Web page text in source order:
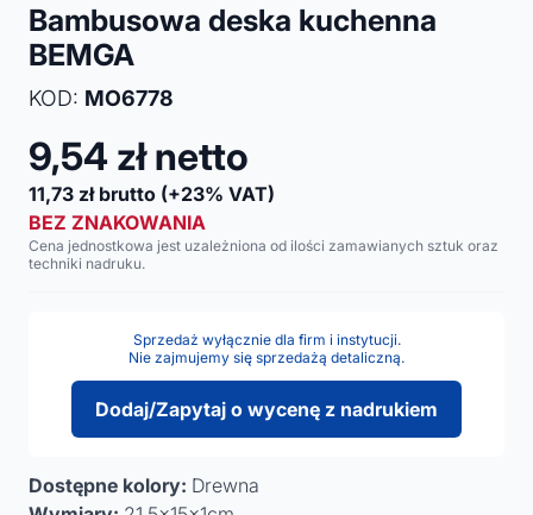
Bambusowa deska kuchenna
BEMGA
KOD: MO6778
9,54 zł netto
11,73 zł brutto (+23% VAT)
BEZ ZNAKOWANIA
Cena jednostkowa jest uzależniona od ilości zamawianych sztuk oraz
techniki nadruku.
Sprzedaż wyłącznie dla firm i instytucji.
Nie zajmujemy się sprzedażą detaliczną.
Dodaj/Zapytaj o wycenę z nadrukiem
Dostępne kolory: Drewna